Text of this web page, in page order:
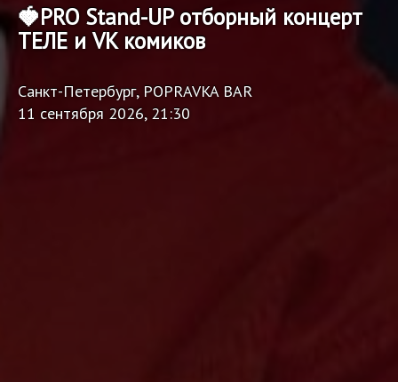
🍓PRO Stand-UP отборный концерт
ТЕЛЕ и VK комиков
Санкт-Петербург, POPRAVKA BAR
11 сентября 2026, 21:30